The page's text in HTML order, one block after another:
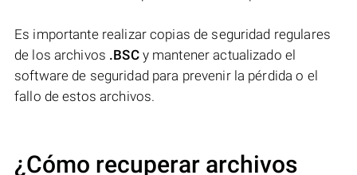
Es importante realizar copias de seguridad regulares
de los archivos .BSCy mantener actualizado el
software de seguridad para prevenir la pérdida o el
fallo de estos archivos.
¿Cómo recuperar archivos